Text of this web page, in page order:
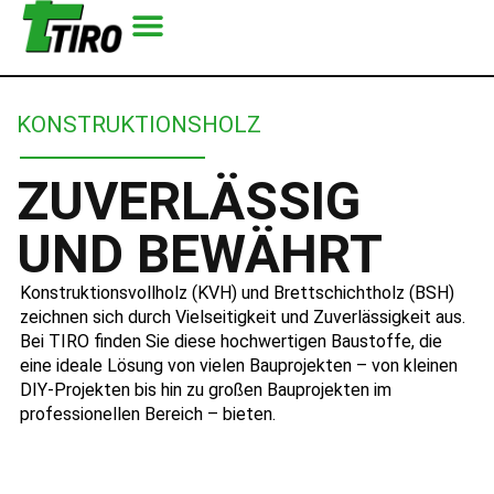
KONSTRUKTIONSHOLZ
ZUVERLÄSSIG
UND BEWÄHRT
Konstruktionsvollholz (KVH) und Brettschichtholz (BSH)
zeichnen sich durch Vielseitigkeit und Zuverlässigkeit aus.
Bei TIRO finden Sie diese hochwertigen Baustoffe, die
eine ideale Lösung von vielen Bauprojekten – von kleinen
DIY-Projekten bis hin zu großen Bauprojekten im
professionellen Bereich – bieten.